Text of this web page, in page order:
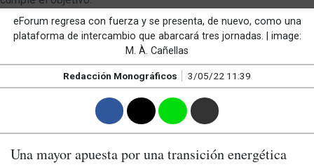
eForum regresa con fuerza y se presenta, de nuevo, como una
plataforma de intercambio que abarcará tres jornadas. | image:
M. À. Cañellas
Redacción Monográficos 3/05/22 11:39
Una mayor apuesta por una transición energética